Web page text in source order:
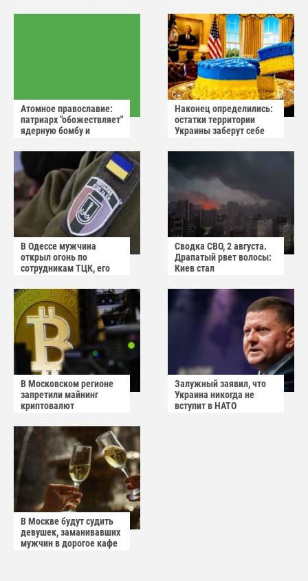
Атомное православие:
патриарх "обожествляет"
ядерную бомбу и
"апокалиптических
сценариев"
Наконец определились:
остатки территории
Украины заберут себе
В Одессе мужчина
открыл огонь по
сотрудникам ТЦК, его
Сводка СВО, 2 августа.
Драпатый рвет волосы:
Киев стал
В Московском регионе
запретили майнинг
криптовалют
Залужный заявил, что
Украина никогда не
вступит в НАТО
В Москве будут судить
девушек, заманивавших
мужчин в дорогое кафе